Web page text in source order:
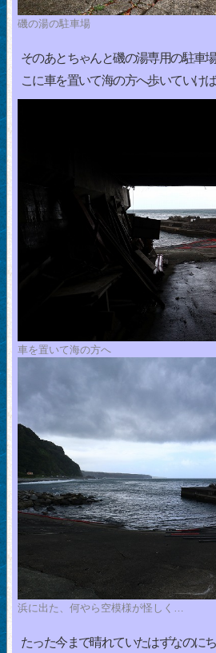
磯の湯の駐車場
そのあとちゃんと磯の湯専用の駐車
こに車を置いて海の方へ歩いていけ
車を置いて海の方へ
浜に出た、何やら空模様が怪しく…
たった今まで晴れていたはずなのに